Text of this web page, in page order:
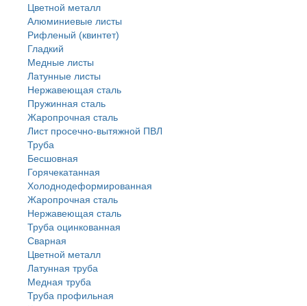
Цветной металл
Алюминиевые листы
Рифленый (квинтет)
Гладкий
Медные листы
Латунные листы
Нержавеющая сталь
Пружинная сталь
Жаропрочная сталь
Лист просечно-вытяжной ПВЛ
Труба
Бесшовная
Горячекатанная
Холоднодеформированная
Жаропрочная сталь
Нержавеющая сталь
Труба оцинкованная
Сварная
Цветной металл
Латунная труба
Медная труба
Труба профильная